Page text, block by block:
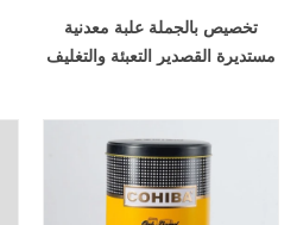
تخصيص بالجملة علبة معدنية
مستديرة القصدير التعبئة والتغليف